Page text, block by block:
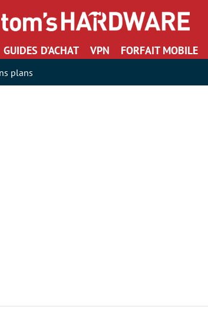
GUIDES D’ACHAT VPN FORFAIT MOBILE
plans